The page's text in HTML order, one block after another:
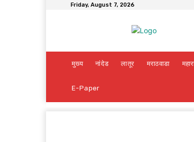
Friday, August 7, 2026
मुख्य नांदेड लातूर मराठवाडा
E-Paper